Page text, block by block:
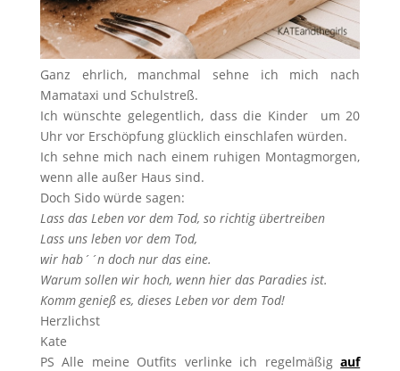
Ganz ehrlich, manchmal sehne ich mich nach
Mamataxi und Schulstreß.
Ich wünschte gelegentlich, dass die Kinder um 20
Uhr vor Erschöpfung glücklich einschlafen würden.
Ich sehne mich nach einem ruhigen Montagmorgen,
wenn alle außer Haus sind.
Doch Sido würde sagen:
Lass das Leben vor dem Tod, so richtig übertreiben
Lass uns leben vor dem Tod,
wir hab´´n doch nur das eine.
Warum sollen wir hoch, wenn hier das Paradies ist.
Komm genieß es, dieses Leben vor dem Tod!
Herzlichst
Kate
PS Alle meine Outfits verlinke ich regelmäßigauf